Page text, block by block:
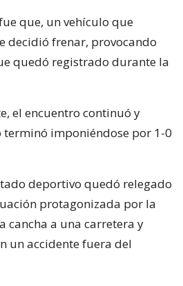
que, un vehículo que
decidió frenar, provocando
quedó registrado durante la
el encuentro continuó y
imponiéndose por 1-0
deportivo quedó relegado
protagonizada por la
cancha a una carretera y
un accidente fuera del